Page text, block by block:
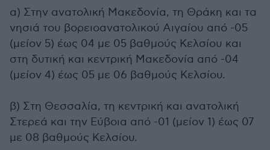
α) Στην ανατολική Μακεδονία, τη Θράκη και τα
νησιά του βορειοανατολικού Αιγαίου από -05
(μείον 5) έως 04 με 05 βαθμούς Κελσίου και
στη δυτική και κεντρική Μακεδονία από -04
(μείον 4) έως 05 με 06 βαθμούς Κελσίου.
β) Στη Θεσσαλία, τη κεντρική και ανατολική
Στερεά και την Εύβοια από -01 (μείον 1) έως 07
με 08 βαθμούς Κελσίου.